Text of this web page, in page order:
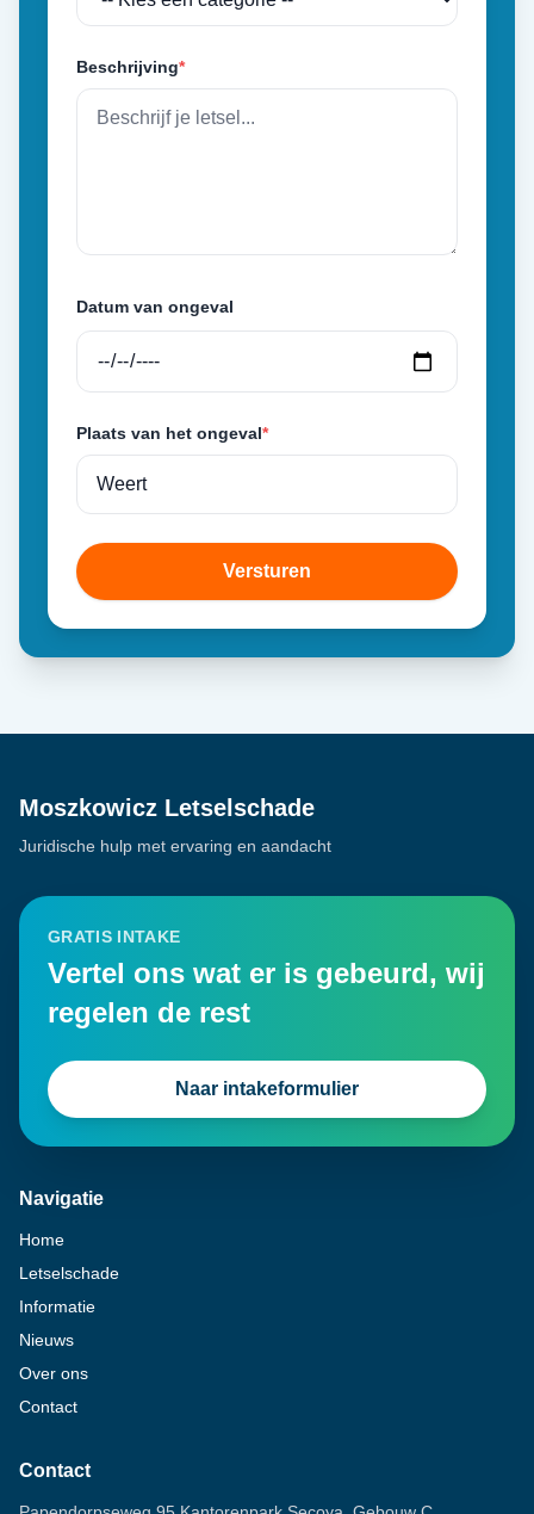
Beschrijving*
Datum van ongeval
Plaats van het ongeval*
Versturen
Moszkowicz Letselschade
Juridische hulp met ervaring en aandacht
GRATIS INTAKE
Vertel ons wat er is gebeurd, wij
regelen de rest
Naar intakeformulier
Navigatie
Home
Letselschade
Informatie
Nieuws
Over ons
Contact
Contact